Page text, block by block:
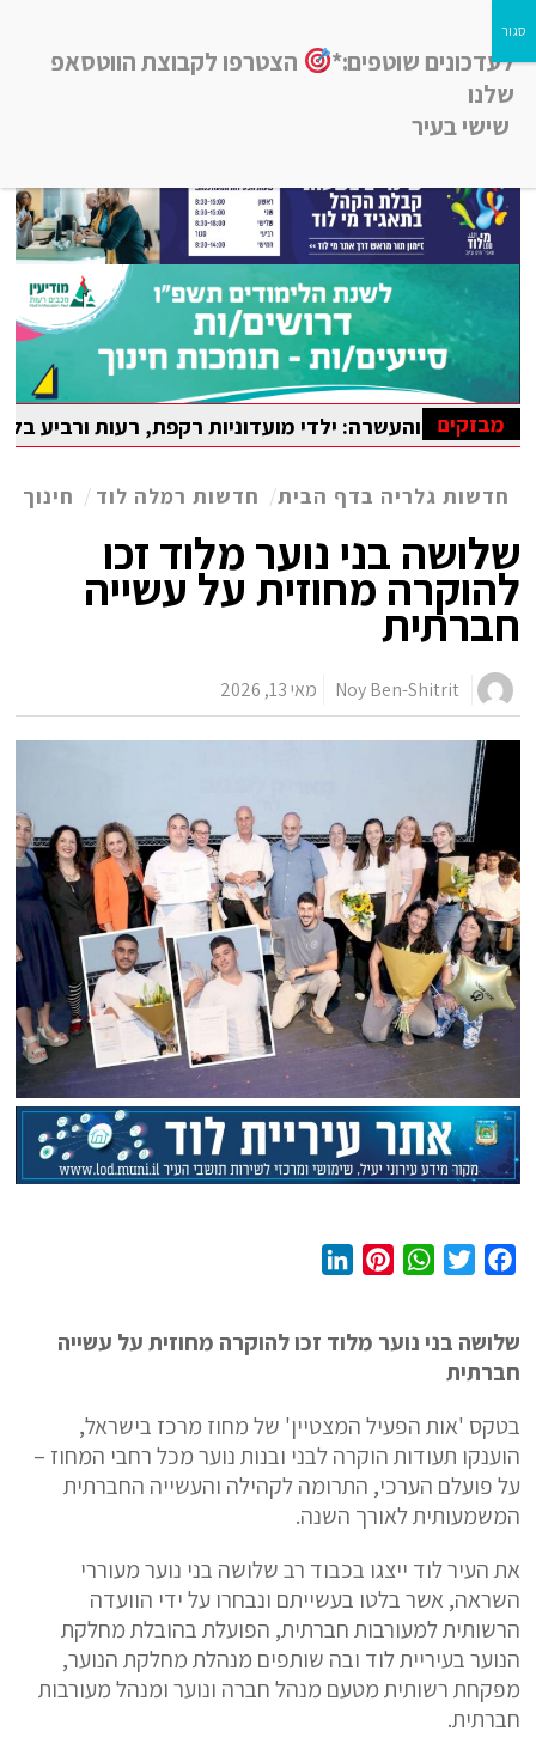
חדשות רמלה לוד, חדשות רחובות, חדשות נס-ציונה והסביבה
מבזקים
והעשרה: ילדי מועדוניות רקפת, רעות ורביע בלוד נהנו
חדשות גלריה בדף הבית/ חדשות רמלה לוד / חינוך
שלושה בני נוער מלוד זכו
להוקרה מחוזית על עשייה
חברתית
Noy Ben-Shitrit מאי 13, 2026
e
b
o
k
t
r
W
t
p
p
t
e
s
t
k
I
n
שלושה בני נוער מלוד זכו להוקרה מחוזית על עשייה
חברתית
בטקס 'אות הפעיל המצטיין' של מחוז מרכז בישראל,
הוענקו תעודות הוקרה לבני ובנות נוער מכל רחבי המחוז –
על פועלם הערכי, התרומה לקהילה והעשייה החברתית
המשמעותית לאורך השנה.
את העיר לוד ייצגו בכבוד רב שלושה בני נוער מעוררי
השראה, אשר בלטו בעשייתם ונבחרו על ידי הוועדה
הרשותית למעורבות חברתית, הפועלת בהובלת מחלקת
הנוער בעיריית לוד ובה שותפים מנהלת מחלקת הנוער,
מפקחת רשותית מטעם מנהל חברה ונוער ומנהל מעורבות
חברתית.
לעדכונים שוטפים:*
הצטרפו לקבוצת הווטסאפ
שלנו
שישי בעיר